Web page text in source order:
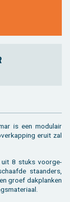
is een mo­du­lair
eruit zal
uit 8 stuks voor­ge­
staan­ders,
groef dak­plan­ken